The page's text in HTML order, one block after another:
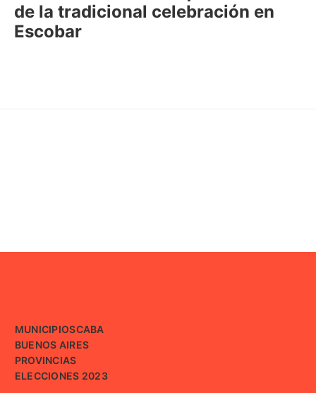
de la tradicional celebración en
Escobar
MUNICIPIOSCABA
BUENOS AIRES
PROVINCIAS
ELECCIONES 2023